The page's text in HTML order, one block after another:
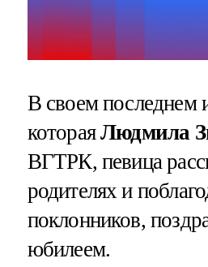
В своем последнем
котораяЛюдмила
ВГТРК, певица
родителях и
поклонников,
юбилеем.